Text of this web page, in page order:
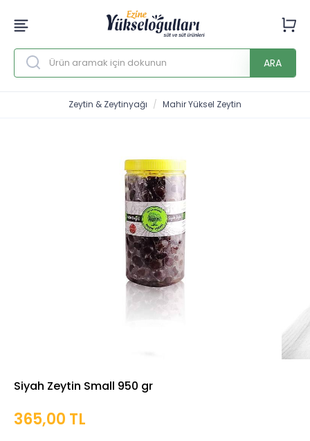
ARA
Zeytin & Zeytinyağı Mahir Yüksel Zeytin
Siyah Zeytin Small 950 gr
365,00 TL